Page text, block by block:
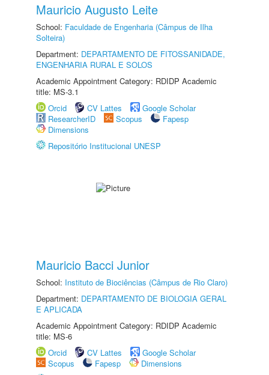
Mauricio Augusto Leite
School: Faculdade de Engenharia (Câmpus de Ilha
Solteira)
Department: DEPARTAMENTO DE FITOSSANIDADE,
ENGENHARIA RURAL E SOLOS
Academic Appointment Category: RDIDP Academic
title: MS-3.1
Orcid
CV Lattes
Google Scholar
ResearcherID
Scopus
Fapesp
Dimensions
Repositório Institucional UNESP
Mauricio Bacci Junior
School: Instituto de Biociências (Câmpus de Rio Claro)
Department: DEPARTAMENTO DE BIOLOGIA GERAL
E APLICADA
Academic Appointment Category: RDIDP Academic
title: MS-6
Orcid
CV Lattes
Google Scholar
Scopus
Fapesp
Dimensions